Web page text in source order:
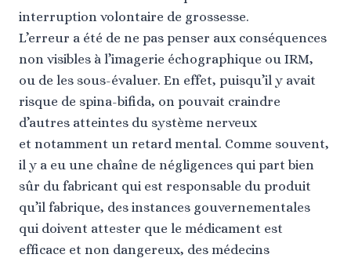
interruption volontaire de grossesse.
L’erreur a été de ne pas penser aux conséquences
non visibles à l’imagerie échographique ou IRM,
ou de les sous-évaluer. En effet, puisqu’il y avait
risque de spina-bifida, on pouvait craindre
d’autres atteintes du système nerveux
et notamment un retard mental. Comme souvent,
il y a eu une chaîne de négligences qui part bien
sûr du fabricant qui est responsable du produit
qu’il fabrique, des instances gouvernementales
qui doivent attester que le médicament est
efficace et non dangereux, des médecins